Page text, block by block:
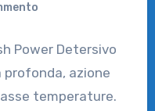
Power Detersivo
profonda, azione
temperature.